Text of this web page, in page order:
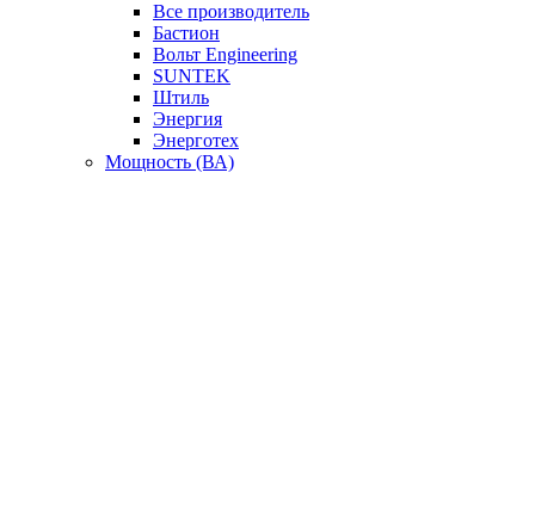
Все производитель
Бастион
Вольт Engineering
SUNTEK
Штиль
Энергия
Энерготех
Мощность (ВА)